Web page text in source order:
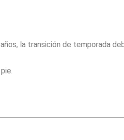
la transición de temporada